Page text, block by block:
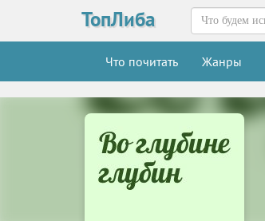
ТопЛиба
Что почитать Жанры